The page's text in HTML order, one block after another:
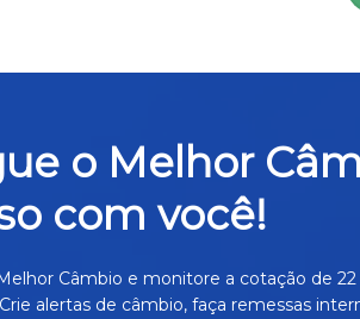
o Melhor
com você!
Câmbio e monitore a cotação de
alertas de câmbio, faça remessas